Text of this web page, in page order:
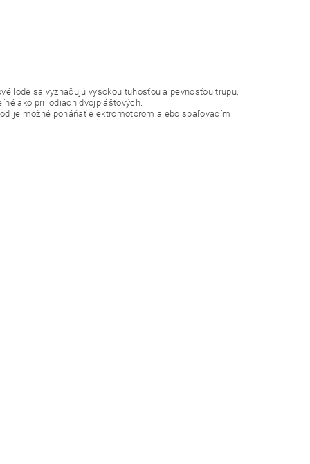
lode sa vyznačujú vysokou tuhosťou a pevnosťou trupu,
ako pri lodiach dvojplášťových.
je možné poháňať elektromotorom alebo spaľovacím